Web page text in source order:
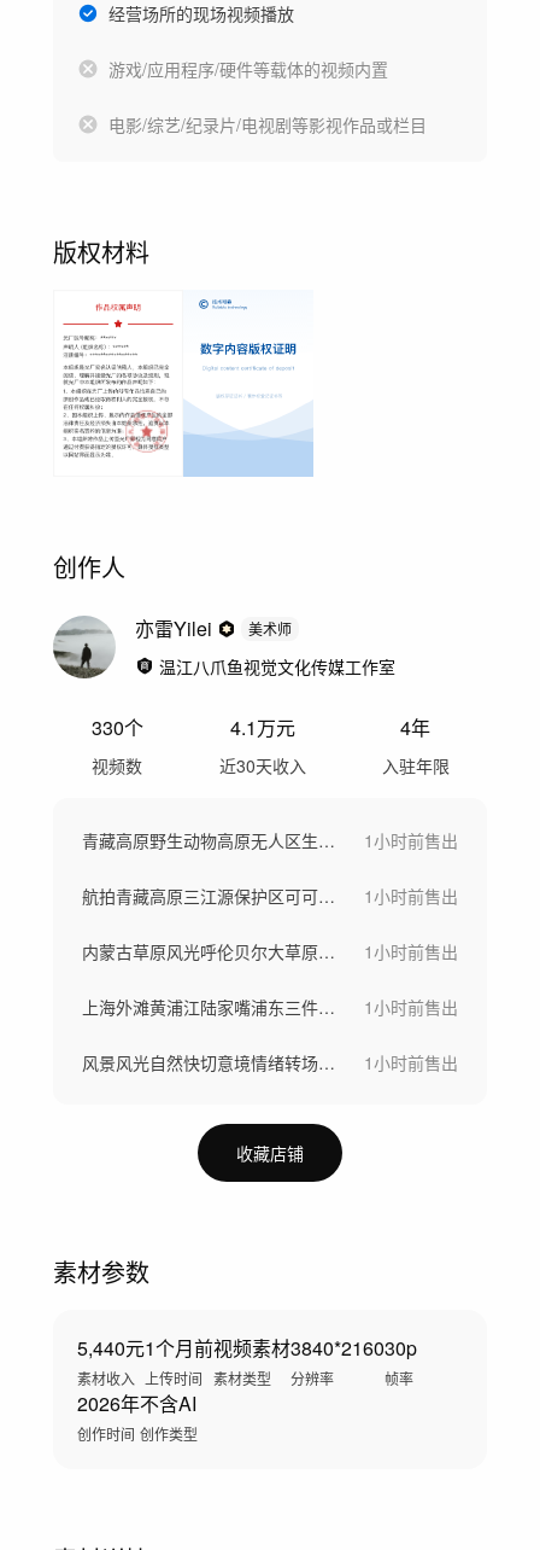
经营场所的现场视频播放
游戏/应用程序/硬件等载体的视频内置
电影/综艺/纪录片/电视剧等影视作品或栏目
版权材料
创作人
亦雷Yilei 美术师
温江八爪鱼视觉文化传媒工作室
330个
视频数
4.1万元
近30天收入
4年
入驻年限
青藏高原野生动物高原无人区生态自然保护区 1小时前售出
航拍青藏高原三江源保护区可可西里野生动物 1小时前售出
内蒙古草原风光呼伦贝尔大草原河流风景航拍 1小时前售出
上海外滩黄浦江陆家嘴浦东三件套航拍延时 1小时前售出
风景风光自然快切意境情绪转场空镜头快节奏 1小时前售出
收藏店铺
素材参数
5,440元
素材收入
1个月前
上传时间
视频素材
素材类型
3840*2160
分辨率
30p
帧率
2026年
创作时间
不含AI
创作类型